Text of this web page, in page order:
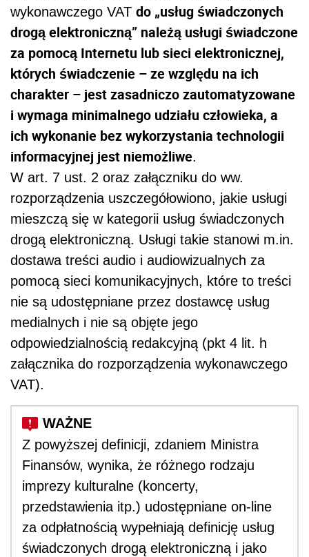
wykonawczego VATdo „usług świadczonych
drogą elektroniczną” należą usługi świadczone
za pomocą Internetu lub sieci elektronicznej,
których świadczenie – ze względu na ich
charakter – jest zasadniczo zautomatyzowane
i wymaga minimalnego udziału człowieka, a
ich wykonanie bez wykorzystania technologii
informacyjnej jest niemożliwe.
W art. 7 ust. 2 oraz załączniku do ww.
rozporządzenia uszczegółowiono, jakie usługi
mieszczą się w kategorii usług świadczonych
drogą elektroniczną. Usługi takie stanowi m.in.
dostawa treści audio i audiowizualnych za
pomocą sieci komunikacyjnych, które to treści
nie są udostępniane przez dostawcę usług
medialnych i nie są objęte jego
odpowiedzialnością redakcyjną (pkt 4 lit. h
załącznika do rozporządzenia wykonawczego
VAT).
Z powyższej definicji, zdaniem Ministra
Finansów, wynika, że różnego rodzaju
imprezy kulturalne (koncerty,
przedstawienia itp.) udostępniane on-line
za odpłatnością wypełniają definicję usług
świadczonych drogą elektroniczną i jako